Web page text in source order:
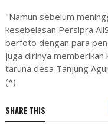
"Namun sebelum
kesebelasan Persipra
berfoto dengan para
juga dirinya memberikan
taruna desa Tanjung
(*)
SHARE THIS